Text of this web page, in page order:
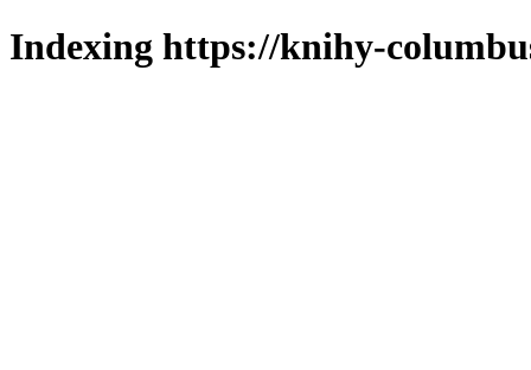
Indexing https://knihy-